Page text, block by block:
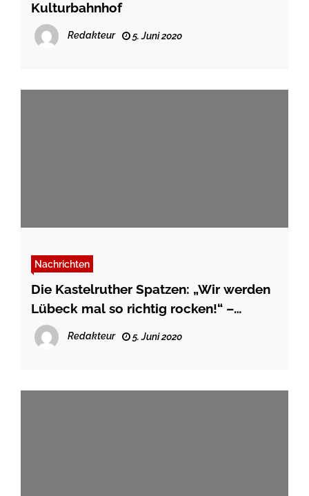
Kulturbahnhof
Redakteur 5. Juni 2020
Nachrichten
Die Kastelruther Spatzen: „Wir werden
Lübeck mal so richtig rocken!“ –
Tickets
Redakteur 5. Juni 2020